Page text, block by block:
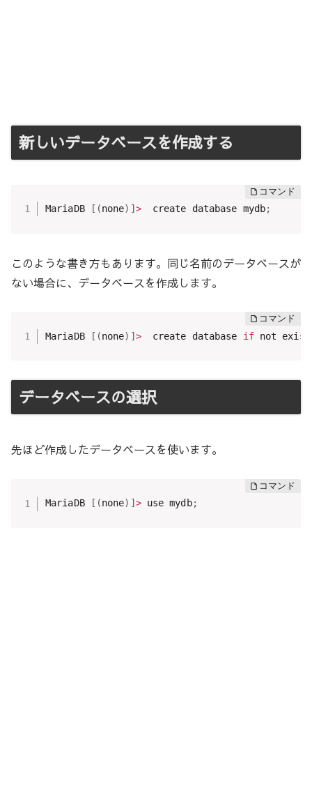
新しいデータベースを作成する
MariaDB [ (none) ] >
  create database mydb
;
このような書き方もあります。同じ名前のデータベースが
ない場合に、データベースを作成します。
MariaDB [ (none) ] >
  create database
if not exists
データベースの選択
先ほど作成したデータベースを使います。
MariaDB [ (none) ] > use mydb;